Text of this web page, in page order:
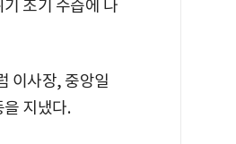
조기 수습에 나
이사장, 중앙일
지냈다.